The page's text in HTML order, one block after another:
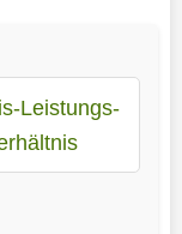
Leistungs-